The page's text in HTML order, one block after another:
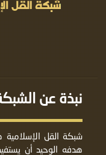
نبذة عن
شبكة القل
هدفه الوحيد أن